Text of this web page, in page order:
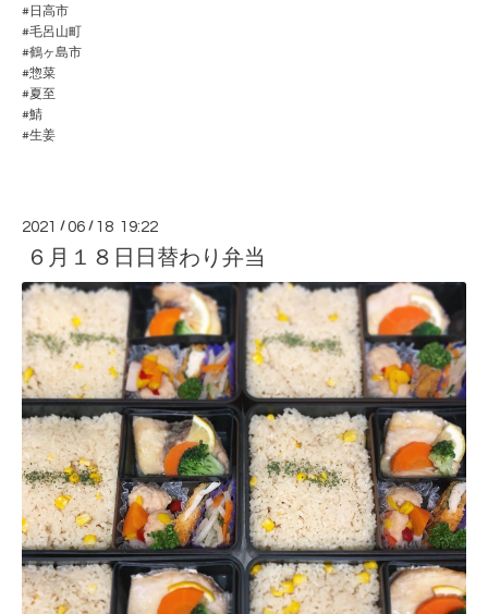
#日高市
#毛呂山町
#鶴ヶ島市
#惣菜
#夏至
#鯖
#生姜
2021 /06 / 18 19:22
６月１８日日替わり弁当